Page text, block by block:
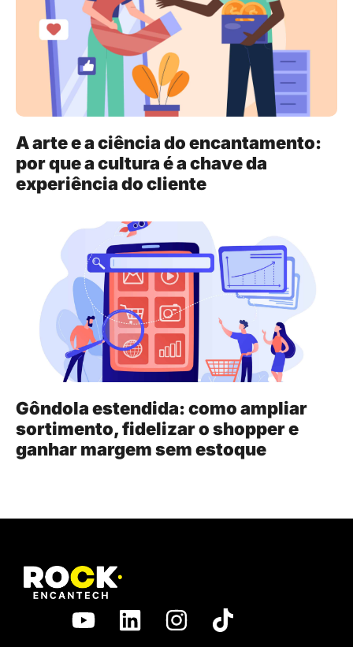
A arte e a ciência do encantamento:
por que a cultura é a chave da
experiência do cliente
Gôndola estendida: como ampliar
sortimento, fidelizar o shopper e
ganhar margem sem estoque